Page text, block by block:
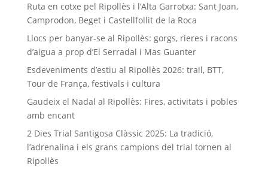
Ruta en cotxe pel Ripollès i l’Alta Garrotxa: Sant Joan,
Camprodon, Beget i Castellfollit de la Roca
Llocs per banyar-se al Ripollès: gorgs, rieres i racons
d’aigua a prop d’El Serradal i Mas Guanter
Esdeveniments d’estiu al Ripollès 2026: trail, BTT,
Tour de França, festivals i cultura
Gaudeix el Nadal al Ripollès: Fires, activitats i pobles
amb encant
2 Dies Trial Santigosa Clàssic 2025: La tradició,
l’adrenalina i els grans campions del trial tornen al
Ripollès